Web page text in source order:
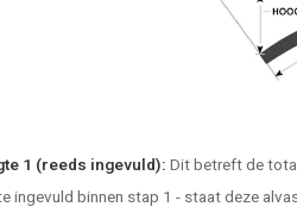
1 (reeds ingevuld): Dit betreft de
ingevuld binnen stap 1 - staat deze